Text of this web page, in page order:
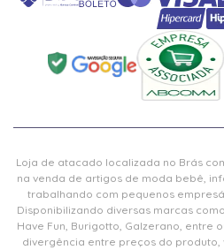
Loja de atacado localizada no Brás
na venda de artigos de moda bebê,
trabalhando com pequenos
Disponibilizando diversas marcas
Have Fun, Burigotto, Galzerano, entre
divergência entre preços do